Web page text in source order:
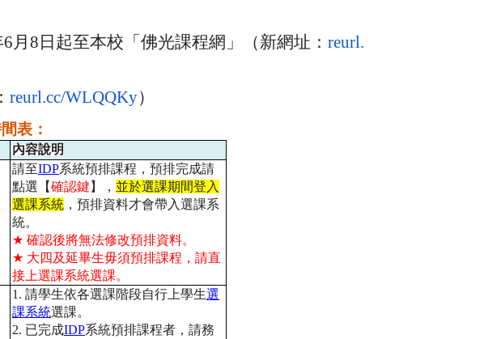
6月 8 日起至本校「佛光課程網」（新網址： reurl.
reurl.cc/WLQQKy）
表：
內容說明
請至IDP系統預排課程，預排完成請
點選【確認鍵 】， 並於選課期 間登入
選課系統 ，預排資料才會帶入選課系
統。
★ 確認後將無法修改預排資料。
★ 大四及延畢生毋須預排課程，請直
接上選課系統選課。
1. 請學生依各選課階段自行上學生選
課系統選課。
2. 已完成IDP系統預排課程者，請務